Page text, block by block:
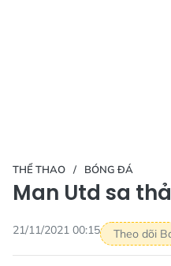
THỂ THAO BÓNG ĐÁ
Man Utd sa
21/11/2021 00:15 Theo dõi